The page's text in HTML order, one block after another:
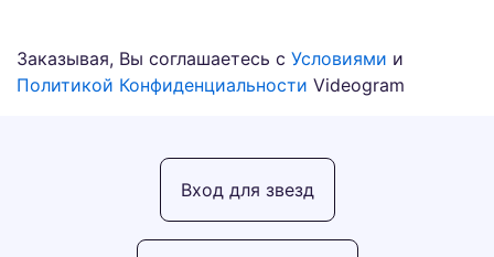
Заказывая, Вы соглашаетесь с Условиями и
Политикой Конфиденциальности Videogram
Вход для звезд